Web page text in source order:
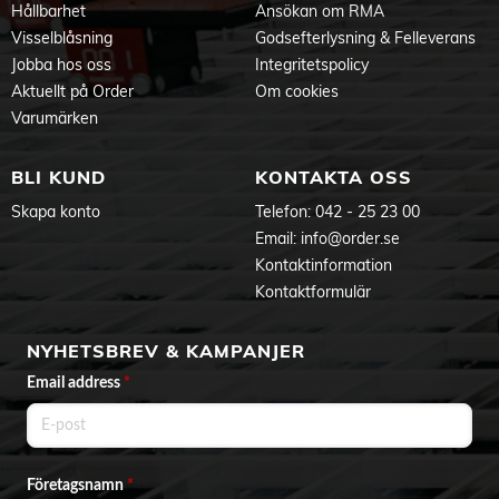
Infästning Skruvmontage
Höjd (mm): 128
Bredd (mm): 58
Diameter (mm): 58
Djup (mm): 74
Vikt (kg): 0,44
Material: Aluminium
Färg: Corten
Hållbarhet
Visselblåsning
Jobba hos oss
Aktuellt på Order
Varumärken
Ansökan om RMA
Godsefterlysning & Felleverans
Integritetspolicy
Om cookies
BLI KUND
Skapa konto
KONTAKTA OSS
Telefon: 042 - 25 23 00
Email: info@order.se
Kontaktinformation
Kontaktformulär
NYHETSBREV & KAMPANJER
Email address *
Företagsnamn*